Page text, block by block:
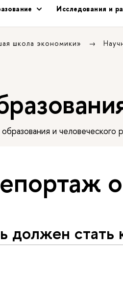
Исследования и
школа экономики»
и человеческого
должен стать